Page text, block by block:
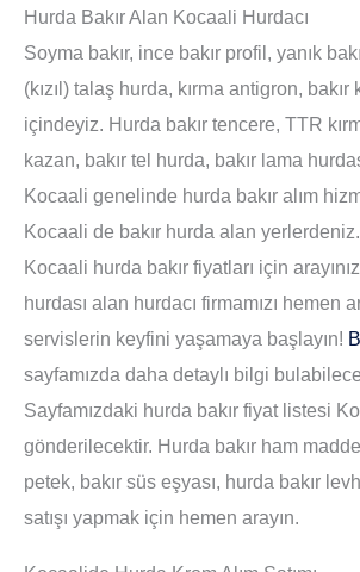
Hurda Bakır Alan Kocaali Hurdacı
Soyma bakır, ince bakır profil, yanık
(kızıl) talaş hurda, kırma antigron,
içindeyiz. Hurda bakır tencere, TTR
kazan, bakır tel hurda, bakır lama
Kocaali genelinde hurda bakır alım
Kocaali de bakır hurda alan yerlerdeniz.
Kocaali hurda bakır fiyatları için
hurdası alan hurdacı firmamızı hemen
servislerin keyfini yaşamaya başlayın!
sayfamızda daha detaylı bilgi
Sayfamızdaki hurda bakır fiyat listesi
gönderilecektir. Hurda bakır ham
petek, bakır süs eşyası, hurda bakır
satışı yapmak için hemen arayın.